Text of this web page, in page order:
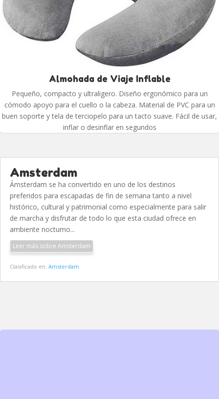
Almohada de Viaje Inflable
Pequeño, compacto y ultraligero. Diseño ergonómico para un
cómodo apoyo para el cuello o la cabeza. Material de PVC para un
buen soporte y tela de terciopelo para un tacto suave. Fácil de usar,
inflar o desinflar en segundos
Amsterdam
Ámsterdam se ha convertido en uno de los destinos
preferidos para escapadas de fin de semana tanto a nivel
histórico, cultural y patrimonial como especialmente para salir
de marcha y disfrutar de todo lo que esta ciudad ofrece en
ambiente nocturno...
Leer más sobre Amsterdam
Clasificado en: Amsterdam